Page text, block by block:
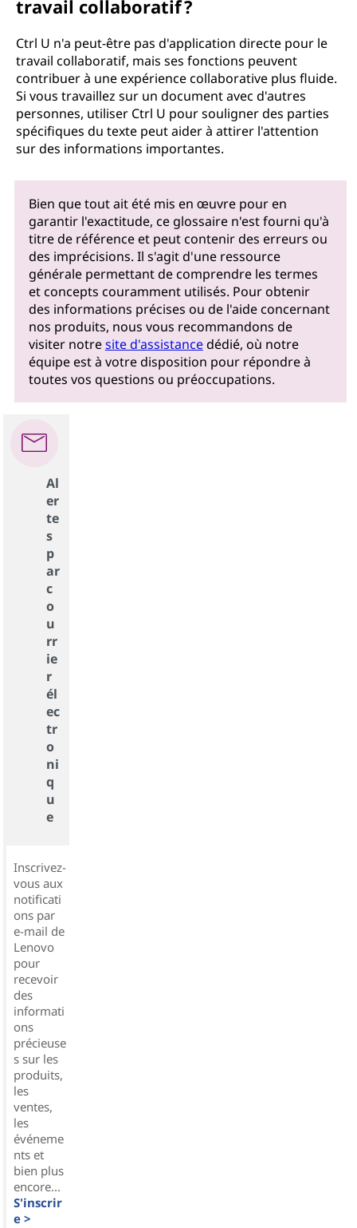
travail collaboratif ?
Ctrl U n'a peut-être pas d'application directe pour le
travail collaboratif, mais ses fonctions peuvent
contribuer à une expérience collaborative plus fluide.
Si vous travaillez sur un document avec d'autres
personnes, utiliser Ctrl U pour souligner des parties
spécifiques du texte peut aider à attirer l'attention
sur des informations importantes.
Bien que tout ait été mis en œuvre pour en
garantir l'exactitude, ce glossaire n'est fourni qu'à
titre de référence et peut contenir des erreurs ou
des imprécisions. Il s'agit d'une ressource
générale permettant de comprendre les termes
et concepts couramment utilisés. Pour obtenir
des informations précises ou de l'aide concernant
nos produits, nous vous recommandons de
visiter notresite d'assistancedédié, où notre
équipe est à votre disposition pour répondre à
toutes vos questions ou préoccupations.
Al
er
te
s
p
ar
c
o
u
rr
ie
r
él
ec
tr
o
ni
q
u
e
Inscrivez-
vous aux
notificati
ons par
e-mail de
Lenovo
pour
recevoir
des
informati
ons
précieuse
s sur les
produits,
les
ventes,
les
événeme
nts et
bien plus
encore...
S'inscrir
e >